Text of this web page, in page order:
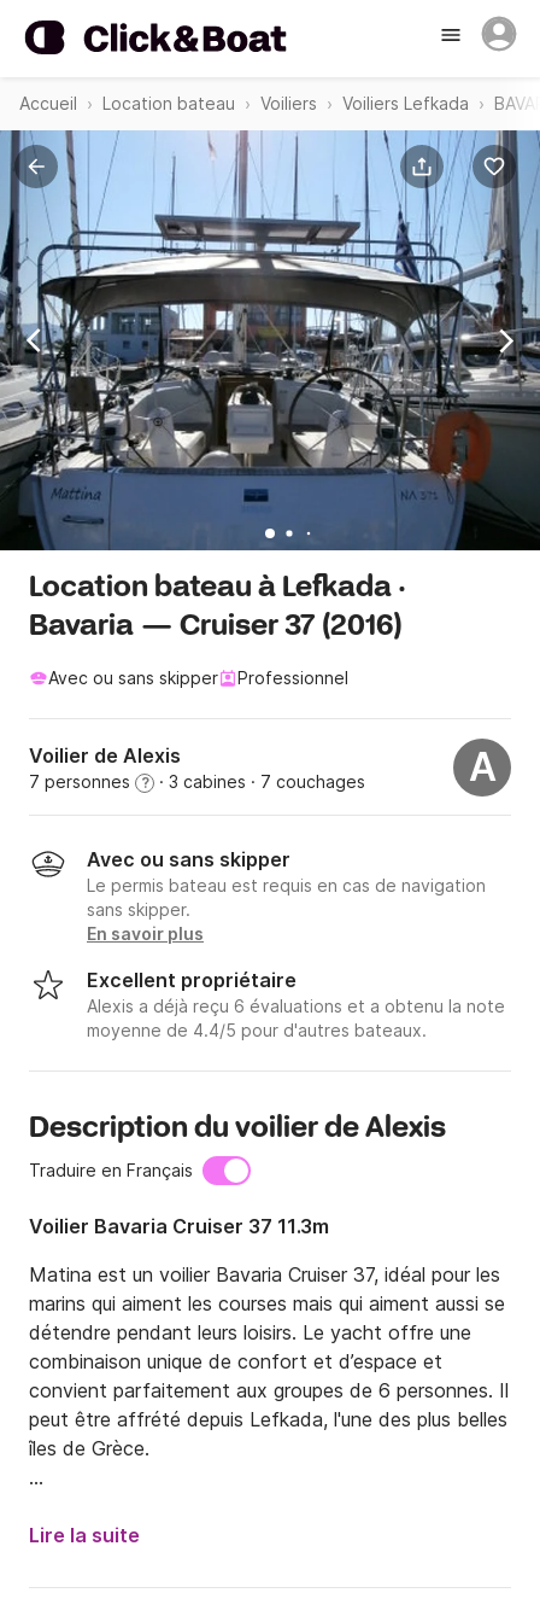
Accueil Location bateau Voiliers Voiliers Lefkada
Location bateau à Lefkada ·
Bavaria — Cruiser 37 (2016)
Avec ou sans skipper Professionnel
Voilier de Alexis
7 personnes ? · 3 cabines · 7 couchages A
Avec ou sans skipper
Le permis bateau est requis en cas de navigation
sans skipper.
En savoir plus
Excellent propriétaire
Alexis a déjà reçu 6 évaluations et a obtenu la note
moyenne de 4.4/5 pour d'autres bateaux.
Description du voilier de Alexis
Traduire en Français
Voilier Bavaria Cruiser 37 11.3m
Matina est un voilier Bavaria Cruiser 37, idéal pour les
marins qui aiment les courses mais qui aiment aussi se
détendre pendant leurs loisirs. Le yacht offre une
combinaison unique de confort et d’espace et
convient parfaitement aux groupes de 6 personnes. Il
peut être affrété depuis Lefkada, l'une des plus belles
îles de Grèce.
l’embarquement):
une location de 2 semaines est de 400 euros!
Lire la suite